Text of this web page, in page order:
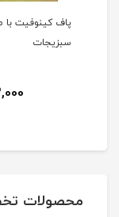
پاف کینوفیت با
سبزیجات
محصولات